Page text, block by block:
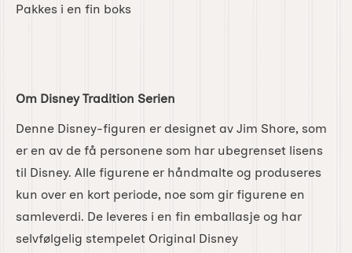
Pakkes i en fin boks
Om Disney Tradition Serien
Denne Disney-figuren er designet av Jim Shore, som
er en av de få personene som har ubegrenset lisens
til Disney. Alle figurene er håndmalte og produseres
kun over en kort periode, noe som gir figurene en
samleverdi. De leveres i en fin emballasje og har
selvfølgelig stempelet Original Disney